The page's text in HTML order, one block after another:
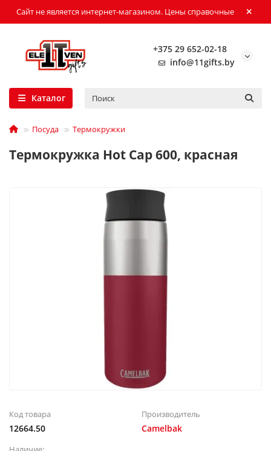
Сайт не является интернет-магазином. Цены справочные
+375 29 652-02-18
info@11gifts.by
Каталог
Посуда Термокружки
Термокружка Hot Cap 600, красная
Код товара
12664.50
Производитель
Camelbak